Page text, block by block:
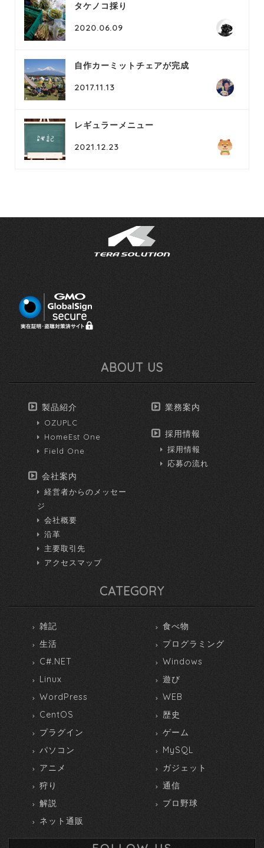
タケノコ採り
2020.06.09
自作カーミットチェアが完成
2017.11.13
レギュラーメニュー
2021.12.23
ABOUT US
製品紹介
OZUPLC
HomeEst One
Field One
会社案内
経営者からのメッセー
ジ
会社概要
沿革
主要取引先
アクセスマップ
業務案内
採用情報
採用情報
応募の流れ
CATEGORY
雑記
食べ物
生活
プログラミング
C#.NET
Windows
Linux
遊び
WordPress
WEB
CentOS
歴史
プラグイン
ゲーム
パソコン
MySQL
アニメ
ガジェット
狩り
通信
解説
プロ野球
ネット通販